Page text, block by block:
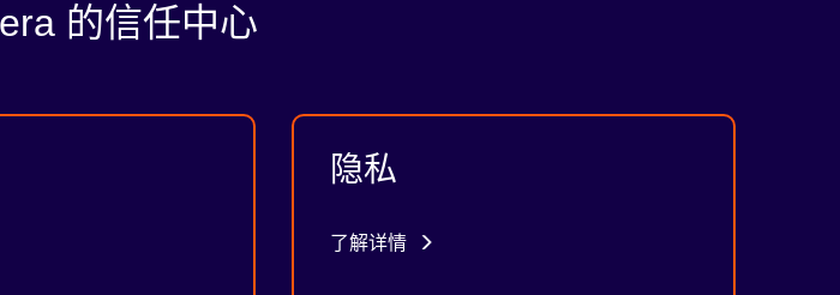
的信任中心
隐私
了解详情